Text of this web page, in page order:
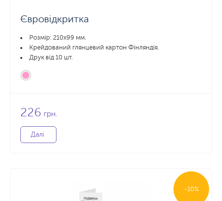
Євровідкритка
Розмір: 210х99 мм.
Крейдований глянцевий картон Фінляндія.
Друк від 10 шт.
226 грн.
Далі
-10%